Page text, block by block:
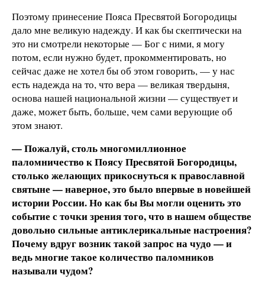
Поэтому принесение Пояса Пресвятой Богородицы
дало мне великую надежду. И как бы скептически на
это ни смотрели некоторые — Бог с ними, я могу
потом, если нужно будет, прокомментировать, но
сейчас даже не хотел бы об этом говорить, — у нас
есть надежда на то, что вера — великая твердыня,
основа нашей национальной жизни — существует и
даже, может быть, больше, чем сами верующие об
этом знают.
— Пожалуй, столь многомиллионное
паломничество к Поясу Пресвятой Богородицы,
столько желающих прикоснуться к православной
святыне — наверное, это было впервые в новейшей
истории России. Но как бы Вы могли оценить это
событие с точки зрения того, что в нашем обществе
довольно сильные антиклерикальные настроения?
Почему вдруг возник такой запрос на чудо — и
ведь многие такое количество паломников
называли чудом?